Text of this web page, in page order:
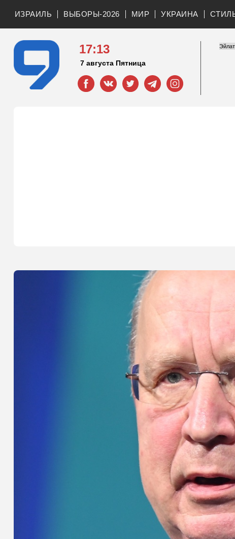
ИЗРАИЛЬ ВЫБОРЫ-2026 МИР УКРАИНА
17:13
7 августа Пятница